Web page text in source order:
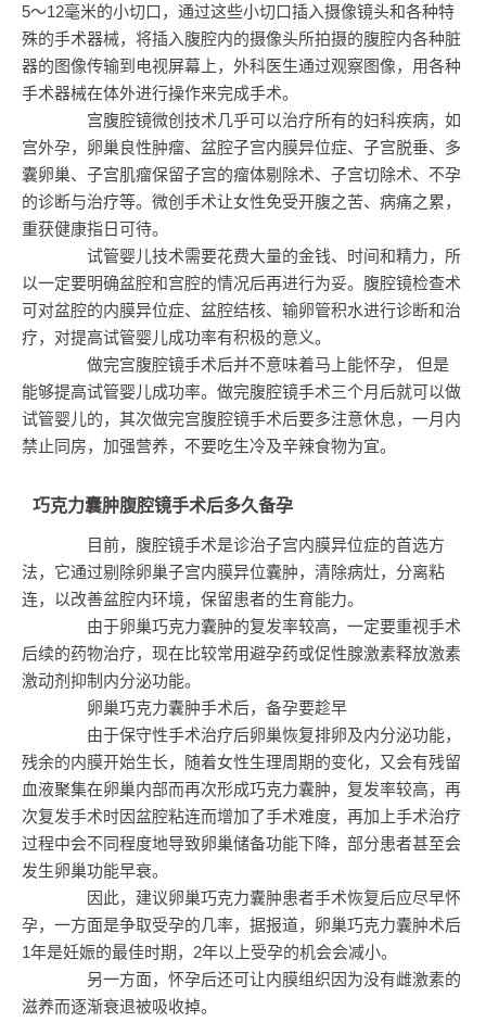
5～12毫米的小切口，通过这些小切口插入摄像镜头和各种特
殊的手术器械，将插入腹腔内的摄像头所拍摄的腹腔内各种脏
器的图像传输到电视屏幕上，外科医生通过观察图像，用各种
手术器械在体外进行操作来完成手术。
宫腹腔镜微创技术几乎可以治疗所有的妇科疾病，如
宫外孕，卵巢良性肿瘤、盆腔子宫内膜异位症、子宫脱垂、多
囊卵巢、子宫肌瘤保留子宫的瘤体剔除术、子宫切除术、不孕
的诊断与治疗等。微创手术让女性免受开腹之苦、病痛之累，
重获健康指日可待。
试管婴儿技术需要花费大量的金钱、时间和精力，所
以一定要明确盆腔和宫腔的情况后再进行为妥。腹腔镜检查术
可对盆腔的内膜异位症、盆腔结核、输卵管积水进行诊断和治
疗，对提高试管婴儿成功率有积极的意义。
做完宫腹腔镜手术后并不意味着马上能怀孕， 但是
能够提高试管婴儿成功率。做完腹腔镜手术三个月后就可以做
试管婴儿的，其次做完宫腹腔镜手术后要多注意休息，一月内
禁止同房，加强营养，不要吃生冷及辛辣食物为宜。
巧克力囊肿腹腔镜手术后多久备孕
目前，腹腔镜手术是诊治子宫内膜异位症的首选方
法，它通过剔除卵巢子宫内膜异位囊肿，清除病灶，分离粘
连，以改善盆腔内环境，保留患者的生育能力。
由于卵巢巧克力囊肿的复发率较高，一定要重视手术
后续的药物治疗，现在比较常用避孕药或促性腺激素释放激素
激动剂抑制内分泌功能。
卵巢巧克力囊肿手术后，备孕要趁早
由于保守性手术治疗后卵巢恢复排卵及内分泌功能，
残余的内膜开始生长，随着女性生理周期的变化，又会有残留
血液聚集在卵巢内部而再次形成巧克力囊肿，复发率较高，再
次复发手术时因盆腔粘连而增加了手术难度，再加上手术治疗
过程中会不同程度地导致卵巢储备功能下降，部分患者甚至会
发生卵巢功能早衰。
因此，建议卵巢巧克力囊肿患者手术恢复后应尽早怀
孕，一方面是争取受孕的几率，据报道，卵巢巧克力囊肿术后
1年是妊娠的最佳时期，2年以上受孕的机会会减小。
另一方面，怀孕后还可让内膜组织因为没有雌激素的
滋养而逐渐衰退被吸收掉。